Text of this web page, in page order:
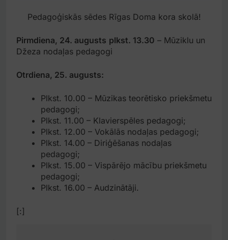
Pedagoģiskās sēdes Rīgas Doma kora skolā!
Pirmdiena, 24. augusts plkst. 13.30 – Mūziklu un
Džeza nodaļas pedagogi
Otrdiena, 25. augusts:
Plkst. 10.00 – Mūzikas teorētisko priekšmetu
pedagogi;
Plkst. 11.00 – Klavierspēles pedagogi;
Plkst. 12.00 – Vokālās nodaļas pedagogi;
Plkst. 14.00 – Diriģēšanas nodaļas
pedagogi;
Plkst. 15.00 – Vispārējo mācību priekšmetu
pedagogi;
Plkst. 16.00 – Audzinātāji.
[:]